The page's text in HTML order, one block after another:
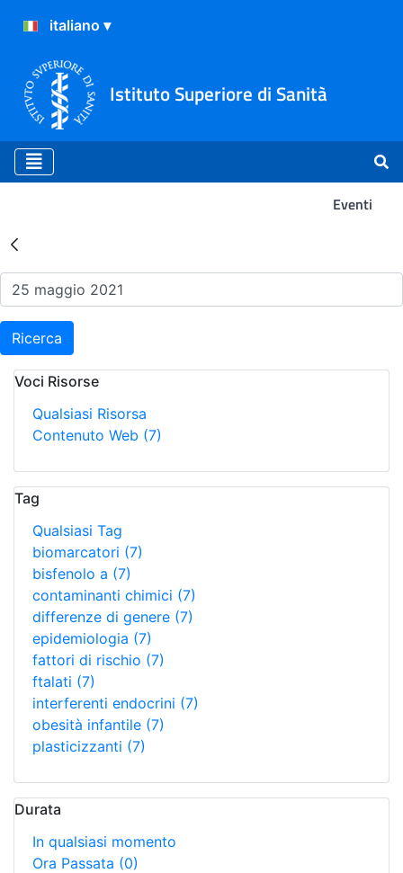
Istituto Superiore di Sanità
Eventi
Risultati della Ricerca -
Ricerca
Voci Risorse
Qualsiasi Risorsa
Contenuto Web (7)
Tag
Qualsiasi Tag
biomarcatori (7)
bisfenolo a (7)
contaminanti chimici (7)
differenze di genere (7)
epidemiologia (7)
fattori di rischio (7)
ftalati (7)
interferenti endocrini (7)
obesità infantile (7)
plasticizzanti (7)
Durata
In qualsiasi momento
Ora Passata (0)